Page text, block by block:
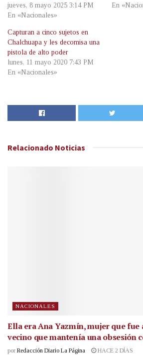
jueves, 8 mayo 2025 3:14 PM
En «Nacionales»
En
Capturan a cinco sujetos en
Chalchuapa y les decomisa una
pistola de alto poder
lunes, 11 mayo 2020 7:43 PM
En «Nacionales»
Relacionado Noticias
NACIONALES
Ella era Ana Yazmín, mujer que fue
vecino que mantenía una obsesión
por Redacción Diario La Página HACE 2 DÍAS